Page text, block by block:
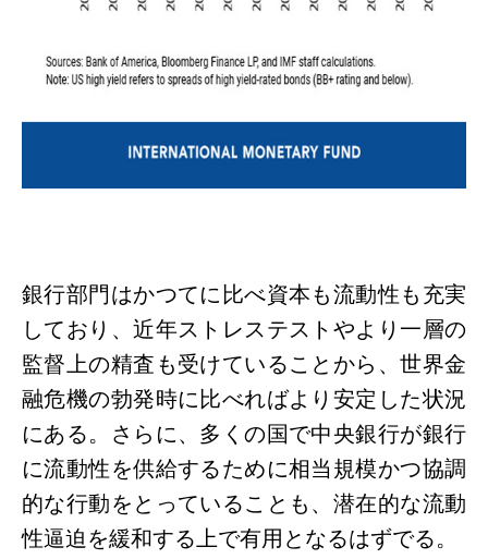
銀行部門はかつてに比べ資本も流動性も充実
しており、近年ストレステストやより一層の
監督上の精査も受けていることから、世界金
融危機の勃発時に比べればより安定した状況
にある。さらに、多くの国で中央銀行が銀行
に流動性を供給するために相当規模かつ協調
的な行動をとっていることも、潜在的な流動
性逼迫を緩和する上で有用となるはずでる。